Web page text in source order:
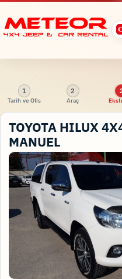
1
Tarih ve Ofis
2
Araç
TOYOTA HILUX
MANUEL